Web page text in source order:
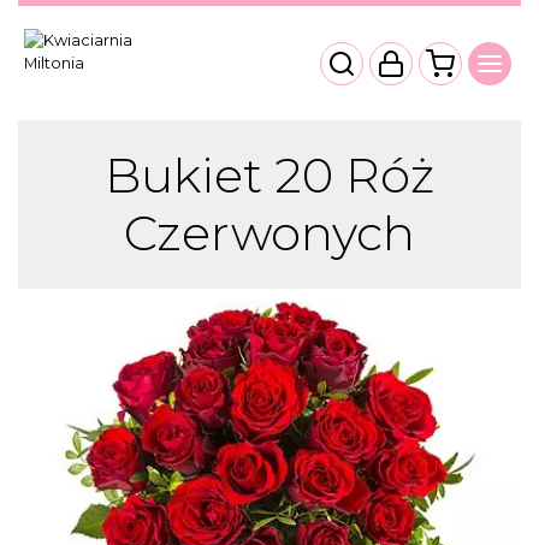
Bukiet 20 Róż
Czerwonych